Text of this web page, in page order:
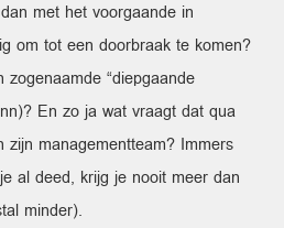
met het voorgaande in
om tot een doorbraak te komen?
“diepgaande
En zo ja wat vraagt dat qua
managementteam? Immers
al deed, krijg je nooit meer dan
minder).